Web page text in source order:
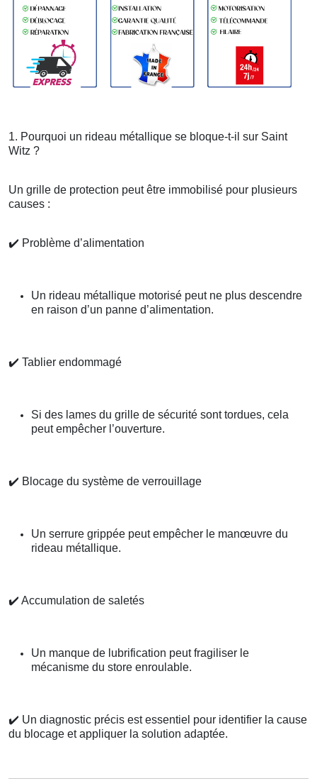
1. Pourquoi un rideau métallique se bloque-t-il sur Saint
Witz ?
Un grille de protection peut être immobilisé pour plusieurs
causes :
✔️ Problème d’alimentation
Un rideau métallique motorisé peut ne plus descendre
en raison d’un panne d’alimentation.
✔️ Tablier endommagé
Si des lames du grille de sécurité sont tordues, cela
peut empêcher l’ouverture.
✔️ Blocage du système de verrouillage
Un serrure grippée peut empêcher le manœuvre du
rideau métallique.
✔️ Accumulation de saletés
Un manque de lubrification peut fragiliser le
mécanisme du store enroulable.
✔️ Un diagnostic précis est essentiel pour identifier la cause
du blocage et appliquer la solution adaptée.